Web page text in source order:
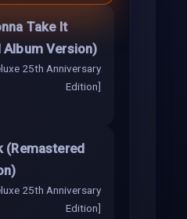
Take It
Album Version)
25th Anniversary
Edition]
(Remastered
25th Anniversary
Edition]